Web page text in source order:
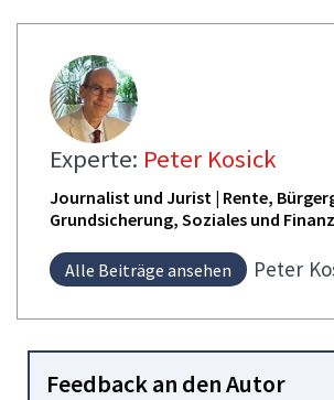
Experte: Peter Kosick
Journalist und Jurist | Rente,
Grundsicherung, Soziales und
Alle Beiträge ansehen Peter
Feedback an den Autor